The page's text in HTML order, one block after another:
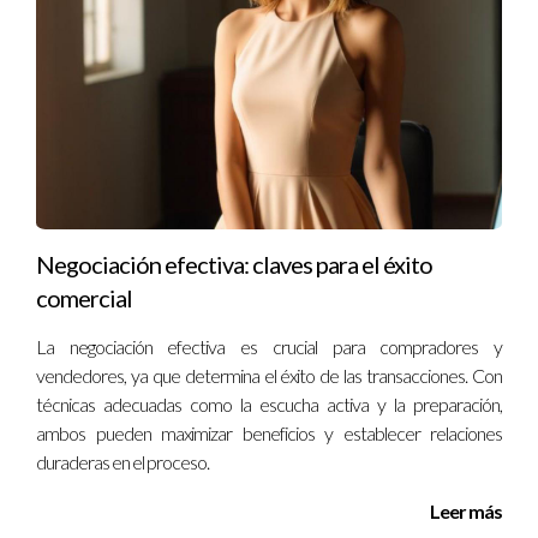
Preguntas Frecuentes
¿Cómo afecta el turismo al mercado inmobiliario?
El turismo aumenta la demanda por propiedades
residenciales y comerciales, lo que puede elevar los precios
significativamente.
¿Es un buen momento para invertir en bienes
raíces en Florida?
Sí, especialmente si consideras áreas con alta afluencia
turística donde la demanda sigue creciendo.
¿Qué áreas son más prometedoras para invertir
debido al turismo?
Negociación efectiva: claves para el éxito
comercial
La negociación efectiva es crucial para compradores y
vendedores, ya que determina el éxito de las transacciones. Con
técnicas adecuadas como la escucha activa y la preparación,
ambos pueden maximizar beneficios y establecer relaciones
duraderas en el proceso.
Leer más